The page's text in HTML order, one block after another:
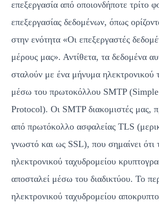
επεξεργασία από οποιονδήποτε τρίτο
επεξεργασίας δεδομένων, όπως
στην ενότητα «Οι επεξεργαστές
μέρους μας». Αντίθετα, τα δεδομένα
σταλούν με ένα μήνυμα ηλεκτρονικού
μέσω του πρωτοκόλλου SMTP
Protocol). Οι SMTP διακομιστές μας,
από πρωτόκολλο ασφαλείας TLS
γνωστό και ως SSL), που σημαίνει ότι
ηλεκτρονικού ταχυδρομείου
αποσταλεί μέσω του διαδικτύου. Το
ηλεκτρονικού ταχυδρομείου